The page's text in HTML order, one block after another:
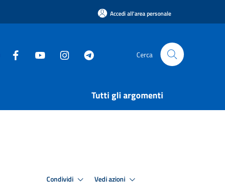
Accedi all'area personale
Cerca
Tutti gli argomenti
Condividi Vedi azioni